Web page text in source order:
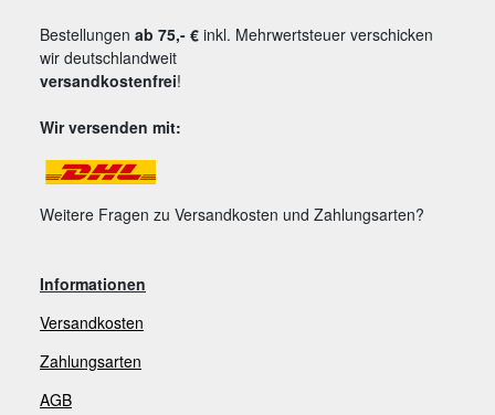
Bestellungen ab 75,- € inkl. Mehrwertsteuer verschicken
wir deutschlandweit
versandkostenfrei!
Wir versenden mit:
Weitere Fragen zu Versandkosten und Zahlungsarten?
Informationen
Versandkosten
Zahlungsarten
AGB